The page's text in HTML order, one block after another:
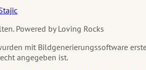
Powered by Loving Rocks
mit Bildgenerierungssoftware
angegeben ist.